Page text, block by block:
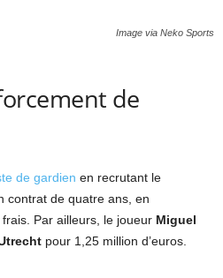
Image via Neko Sports
de
de gardien en recrutant le
contrat de quatre ans, en
frais. Par ailleurs, le joueur Miguel
pour 1,25 million d’euros.